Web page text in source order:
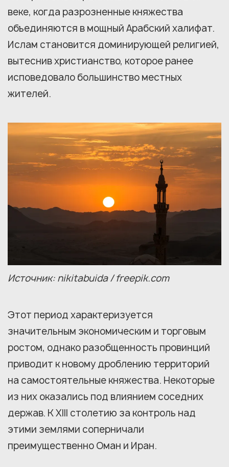
веке, когда разрозненные княжества
объединяются в мощный Арабский халифат.
Ислам становится доминирующей религией,
вытеснив христианство, которое ранее
исповедовало большинство местных
жителей.
Источник: nikitabuida / freepik.com
Этот период характеризуется
значительным экономическим и торговым
ростом, однако разобщенность провинций
приводит к новому дроблению территорий
на самостоятельные княжества. Некоторые
из них оказались под влиянием соседних
держав. К XIII столетию за контроль над
этими землями соперничали
преимущественно Оман и Иран.